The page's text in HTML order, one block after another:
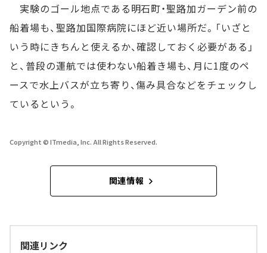
実験のゴール地点である明石町・聖路加ガーデン前の
船着場も、聖路加国際病院にほど近い場所だ。「いざと
いう時にきちんと使えるか、確認しておく必要がある」
と、普段の運航では使わない船着き場も、月に1度のペ
ースで水上バスが立ち寄り、傷み具合などをチェックし
ているという。
Copyright © ITmedia, Inc. All Rights Reserved.
関連情報
関連リンク